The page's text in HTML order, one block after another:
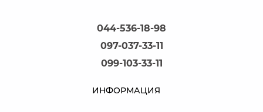
044-536-18-98
097-037-33-11
099-103-33-11
ИНФОРМАЦИЯ